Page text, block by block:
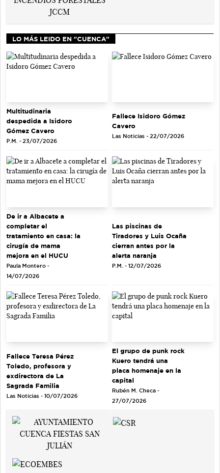
LO MÁS LEIDO EN "CUENCA"
Multitudinaria
despedida a Isidoro
Gómez Cavero
P.M. - 23/07/2026
Fallece Isidoro Gómez
Cavero
Las Noticias - 22/07/2026
De ir a Albacete a
completar el
tratamiento en casa: la
cirugía de mama
mejora en el HUCU
Paula Montero -
14/07/2026
Las piscinas de
Tiradores y Luis Ocaña
cierran antes por la
alerta naranja
P.M. - 12/07/2026
Fallece Teresa Pérez
Toledo, profesora y
exdirectora de La
Sagrada Familia
Las Noticias - 10/07/2026
El grupo de punk rock
Kuero tendrá una
placa homenaje en la
capital
Rubén M. Checa -
27/07/2026